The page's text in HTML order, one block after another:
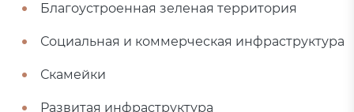
Благоустроенная зеленая территория
Социальная и коммерческая инфраструктура
Скамейки
Развитая инфраструктура